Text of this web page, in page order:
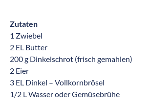
Zutaten
1 Zwiebel
2 EL Butter
200 g Dinkelschrot (frisch gemahlen)
2 Eier
3 EL Dinkel – Vollkornbrösel
1/2 L Wasser oder Gemüsebrühe